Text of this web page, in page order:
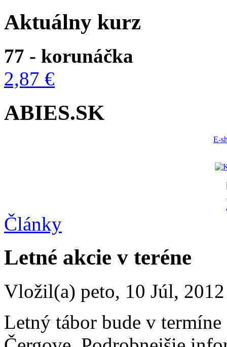
Aktuálny kurz
77 - korunáčka
2,87 €
ABIES.SK
E-
Články
Letné akcie v teréne
Vložil(a) peto, 10 Júl,
Letný tábor bude v